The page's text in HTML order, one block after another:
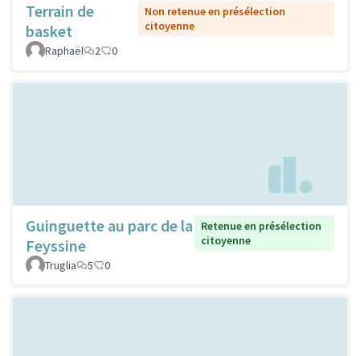
Terrain de
basket
Non retenue en présélection
citoyenne
Raphaël
2 0
Guinguette au parc de la
Feyssine
Retenue en présélection
citoyenne
Truglia
5 0